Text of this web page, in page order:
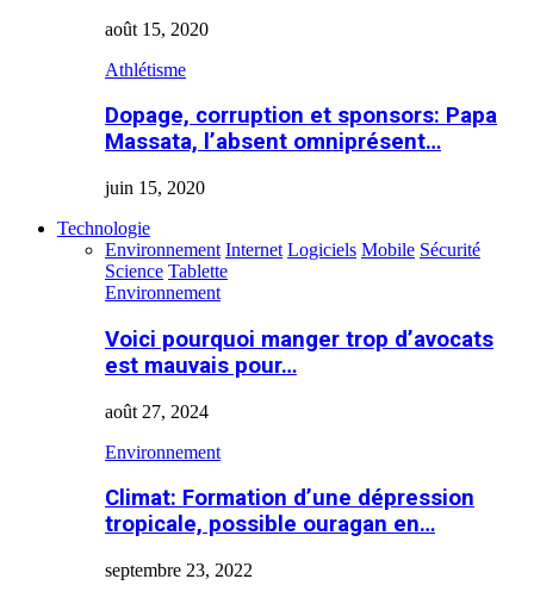
août 15, 2020
Athlétisme
Dopage, corruption et sponsors: Papa
Massata, l’absent omniprésent…
juin 15, 2020
Technologie
Environnement Internet Logiciels Mobile Sécurité
Science Tablette
Environnement
Voici pourquoi manger trop d’avocats
est mauvais pour…
août 27, 2024
Environnement
Climat: Formation d’une dépression
tropicale, possible ouragan en…
septembre 23, 2022